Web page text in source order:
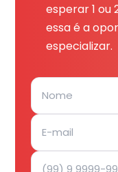
esperar 1 ou
essa é a
especializar.